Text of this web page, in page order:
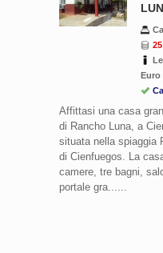
Euro
Affittasi una casa
di Rancho Luna, a
situata nella spiaggia
di Cienfuegos. La
camere, tre bagni,
portale gra......